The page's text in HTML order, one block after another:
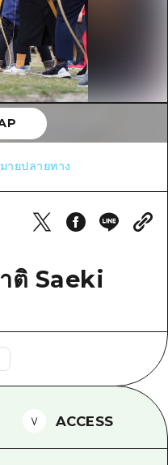
กาล
สุรา
มค่ำคืน
มชิ ทราเวล
งฮิโรชิม่า
ยาจิมะ
ฮิโรชิม่า
ล
ยชน์
อง
วเที่ยวคุ้มค่า
Fi
ายปลายทาง
ติ Saeki
ACCESS